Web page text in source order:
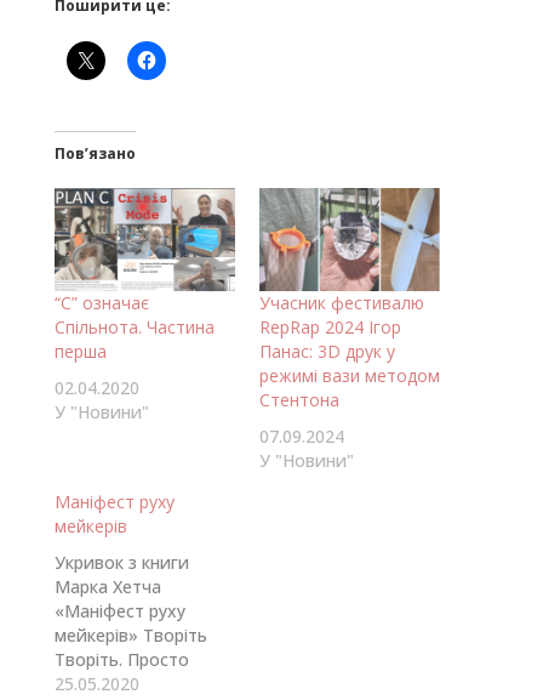
Поширити це:
Пов’язано
“C” означає
Спільнота. Частина
перша
02.04.2020
У "Новини"
Учасник фестивалю
RepRap 2024 Ігор
Панас: 3D друк у
режимі вази методом
Стентона
07.09.2024
У "Новини"
Маніфест руху
мейкерів
Укривок з книги
Марка Хетча
«Маніфест руху
мейкерів» Творіть
Творіть. Просто
творіть. Це ключ.
25.05.2020